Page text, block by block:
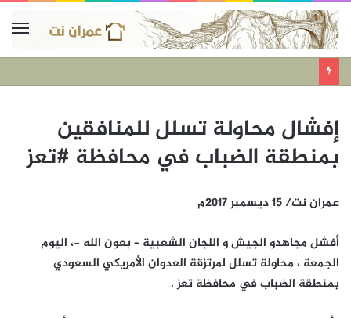
إفشال محاولة تسلل للمنافقين
بمنطقة الضباب في محافظة #تعز
عمران نت/ 15 ديسمبر 2017م
أفشل مجاهدو الجيش و اللجان الشعبية – بعون الله -، اليوم
الجمعة ، محاولة تسلل لمرتزقة العدوان الأمريكي السعودي
بمنطقة الضباب في محافظة تعز .